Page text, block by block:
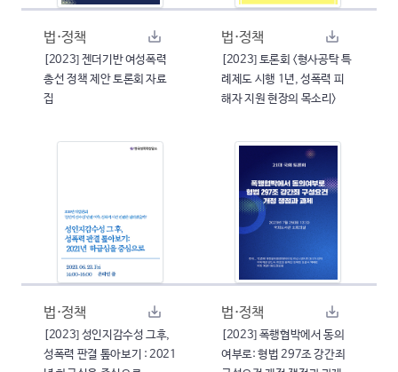
법·정책
[2023] 젠더기반 여성폭력
총선 정책 제안 토론회 자료
집
법·정책
[2023] 토론회 <형사공탁 특
례제도 시행 1년, 성폭력 피
해자 지원 현장의 목소리>
법·정책
[2023] 성인지감수성 그후,
성폭력 판결 톺아보기 : 2021
법·정책
[2023] 폭행협박에서 동의
여부로: 형법 297조 강간죄